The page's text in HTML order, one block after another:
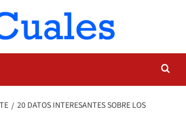
20 DATOS INTERESANTES SOBRE LOS